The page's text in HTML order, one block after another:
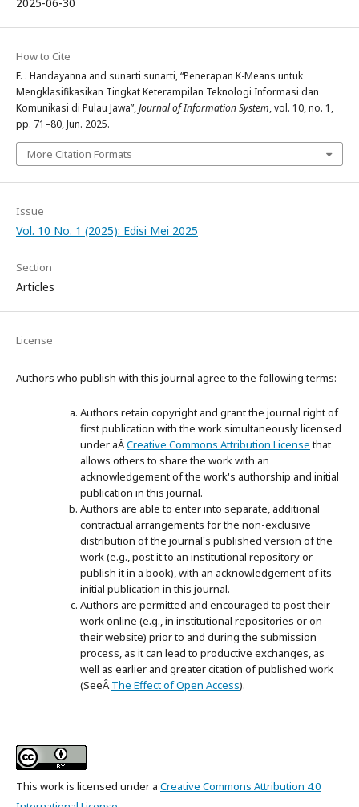
2025-06-30
How to Cite
F. . Handayanna and sunarti sunarti, “Penerapan K-Means untuk
Mengklasifikasikan Tingkat Keterampilan Teknologi Informasi dan
Komunikasi di Pulau Jawa”,Journal of Information System, vol. 10, no. 1,
pp. 71–80, Jun. 2025.
More Citation Formats
Issue
Vol. 10 No. 1 (2025): Edisi Mei 2025
Section
Articles
License
Authors who publish with this journal agree to the following terms:
Authors retain copyright and grant the journal right of
first publication with the work simultaneously licensed
under aÂCreative Commons Attribution Licensethat
allows others to share the work with an
acknowledgement of the work's authorship and initial
publication in this journal.
Authors are able to enter into separate, additional
contractual arrangements for the non-exclusive
distribution of the journal's published version of the
work (e.g., post it to an institutional repository or
publish it in a book), with an acknowledgement of its
initial publication in this journal.
Authors are permitted and encouraged to post their
work online (e.g., in institutional repositories or on
their website) prior to and during the submission
process, as it can lead to productive exchanges, as
well as earlier and greater citation of published work
(SeeÂThe Effect of Open Access).
This work is licensed under a Creative Commons Attribution 4.0